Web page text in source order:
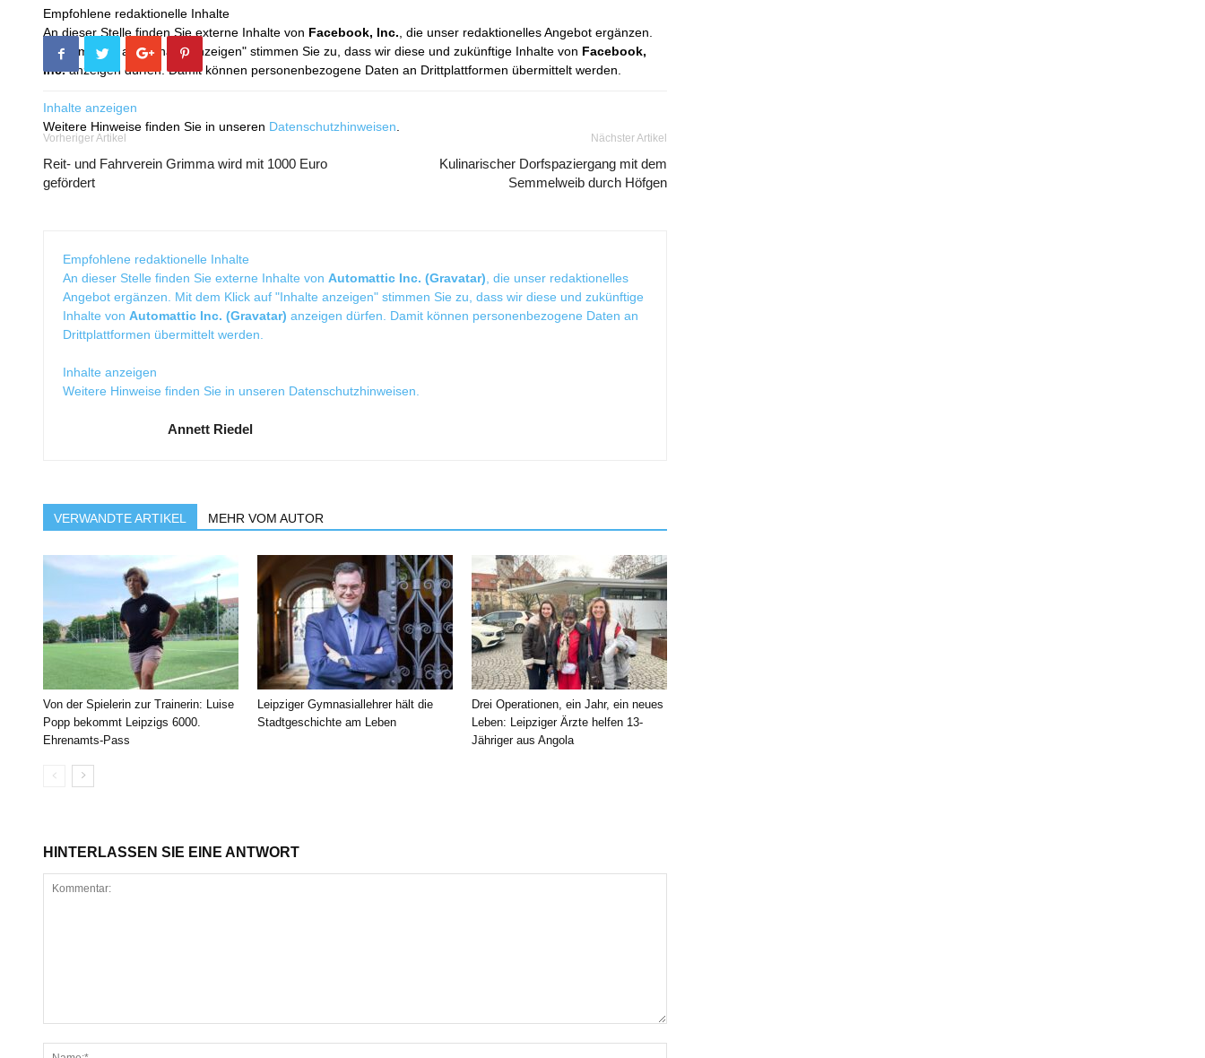
Empfohlene redaktionelle Inhalte
An dieser Stelle finden Sie externe Inhalte von Facebook, Inc. , die unser redaktionelles Angebot ergänzen.
Mit dem Klick auf "Inhalte anzeigen" stimmen Sie zu, dass wir diese und zukünftige Inhalte von Facebook,
Inc.anzeigen dürfen. Damit können personenbezogene Daten an Drittplattformen übermittelt werden.
Inhalte anzeigen
Weitere Hinweise finden Sie in unseren Datenschutzhinweisen
Vorheriger Artikel
Reit- und Fahrverein Grimma wird mit 1000 Euro
gefördert
Nächster Artikel
Kulinarischer Dorfspaziergang mit dem
Semmelweib durch Höfgen
Empfohlene redaktionelle Inhalte
An dieser Stelle finden Sie externe Inhalte von Automattic Inc. (Gravatar) , die unser redaktionelles
Angebot ergänzen. Mit dem Klick auf "Inhalte anzeigen" stimmen Sie zu, dass wir diese und zukünftige
Inhalte von Automattic Inc. (Gravatar) anzeigen dürfen. Damit können personenbezogene Daten an
Drittplattformen übermittelt werden.
Inhalte anzeigen
Weitere Hinweise finden Sie in unseren Datenschutzhinweisen
Annett Riedel
VERWANDTE ARTIKEL MEHR VOM AUTOR
Von der Spielerin zur Trainerin: Luise
Popp bekommt Leipzigs 6000.
Ehrenamts-Pass
Leipziger Gymnasiallehrer hält die
Stadtgeschichte am Leben
Drei Operationen, ein Jahr, ein neues
Leben: Leipziger Ärzte helfen 13-
Jähriger aus Angola
HINTERLASSEN SIE EINE ANTWORT